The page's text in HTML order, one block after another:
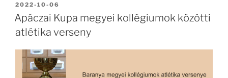
BEKÜLDVE:
2022-10-06
Apáczai Kupa megyei kollégiumok közötti
atlétika verseny